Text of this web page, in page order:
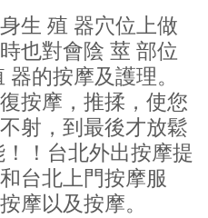
生 殖 器穴位上做
也對會陰 莖 部位
的按摩及護理。
按摩，推揉，使您
射，到最後才放鬆
！台北外出按摩提
台北上門按摩服
摩以及按摩。